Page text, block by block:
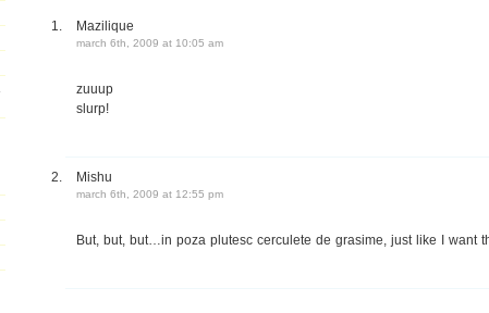
Mazilique
march 6th, 2009 at 10:05 am
zuuup
slurp!
Mishu
march 6th, 2009 at 12:55 pm
But, but, but…in poza plutesc cerculete de grasime, just like I want